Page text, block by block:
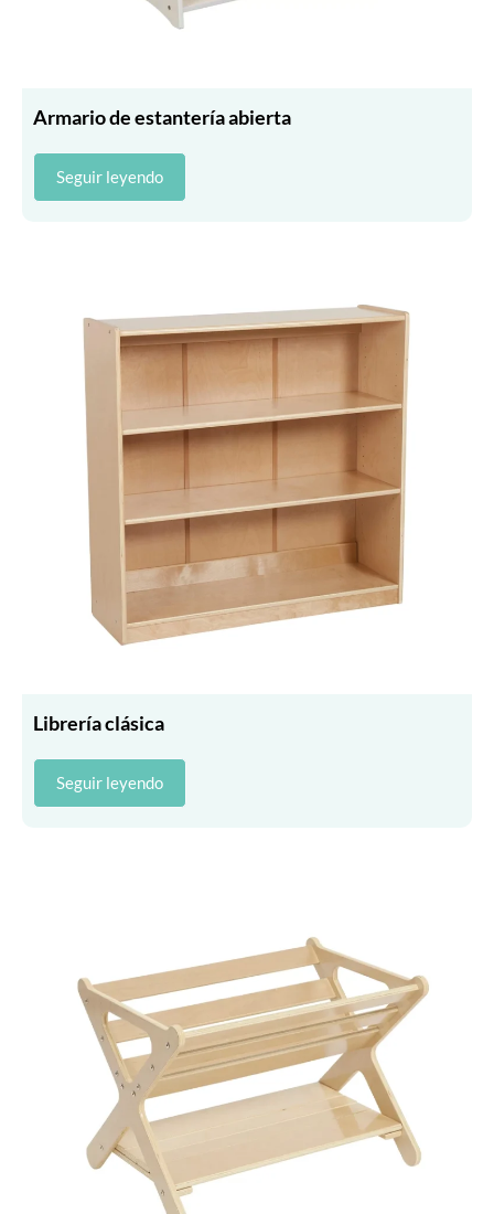
Armario de estantería abierta
Seguir leyendo
Librería clásica
Seguir leyendo